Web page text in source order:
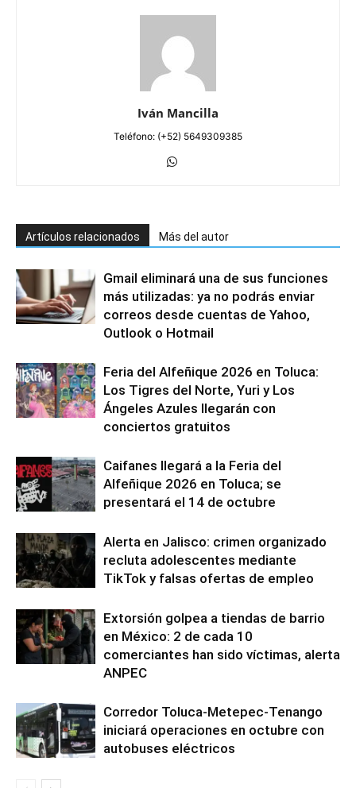
Iván Mancilla
Teléfono: (+52) 5649309385
Artículos relacionados Más del autor
Gmail eliminará una de sus funciones
más utilizadas: ya no podrás enviar
correos desde cuentas de Yahoo,
Outlook o Hotmail
Feria del Alfeñique 2026 en Toluca:
Los Tigres del Norte, Yuri y Los
Ángeles Azules llegarán con
conciertos gratuitos
Caifanes llegará a la Feria del
Alfeñique 2026 en Toluca; se
presentará el 14 de octubre
Alerta en Jalisco: crimen organizado
recluta adolescentes mediante
TikTok y falsas ofertas de empleo
Extorsión golpea a tiendas de barrio
en México: 2 de cada 10
comerciantes han sido víctimas, alerta
ANPEC
Corredor Toluca-Metepec-Tenango
iniciará operaciones en octubre con
autobuses eléctricos